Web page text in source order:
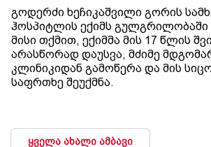
გოდერძი ხეჩიკაშვილი გორის
ჰოსპიტლის ექიმს გულგრილობაში
მისი თქმით, ექიმმა მის 17 წლის
არასწორად დაუსვა, მძიმე
კლინიკიდან გამოწერა და მის
საფრთხე შეუქმნა.
ყველა ახალი ამბავი